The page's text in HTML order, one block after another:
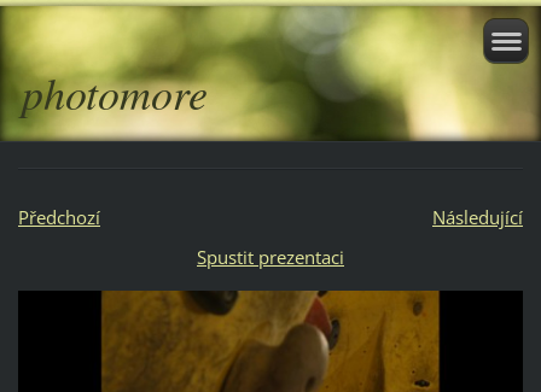
photomore
Předchozí
Následující
Spustit prezentaci